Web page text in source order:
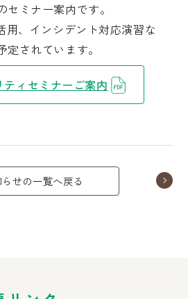
ミナー案内です。
用、インシデント対応演習な
されています。
ィセミナーご案内
らせの一覧へ戻る